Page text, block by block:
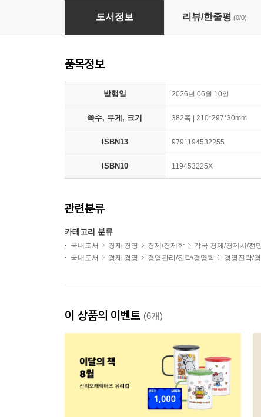
피지컬 AI 소프트웨어ㆍ시스템 통합(SI) 기술,
도서정보 리뷰/한줄평 (0/0)
품목정보
발행일 2026년 06월 10일
쪽수, 무게, 크기 382쪽 | 210*297*30mm
ISBN13 9791194532255
ISBN10 119453225X
관련분류
카테고리 분류
국내도서 경제 경영 경제/경제학 각국 경제/경제사/전
국내도서
경제 경영 경영관리/전략/경영학 경영전략/
이 상품의 이벤트 (6개)